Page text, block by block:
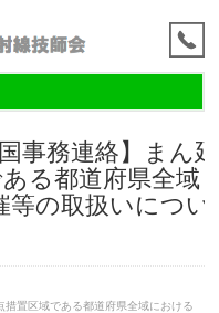
事務連絡】まん延
る都道府県全域
の取扱いについ
措置区域である都道府県全域における